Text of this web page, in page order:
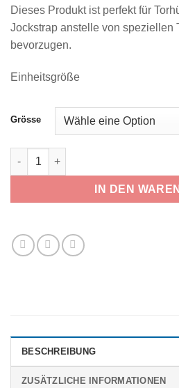
Dieses Produkt ist perfekt für
Jockstrap anstelle von speziellen
bevorzugen.
Einheitsgröße
Grösse
Blindsave Tiefschutz Menge
IN DEN
BESCHREIBUNG
ZUSÄTZLICHE INFORMATIONEN